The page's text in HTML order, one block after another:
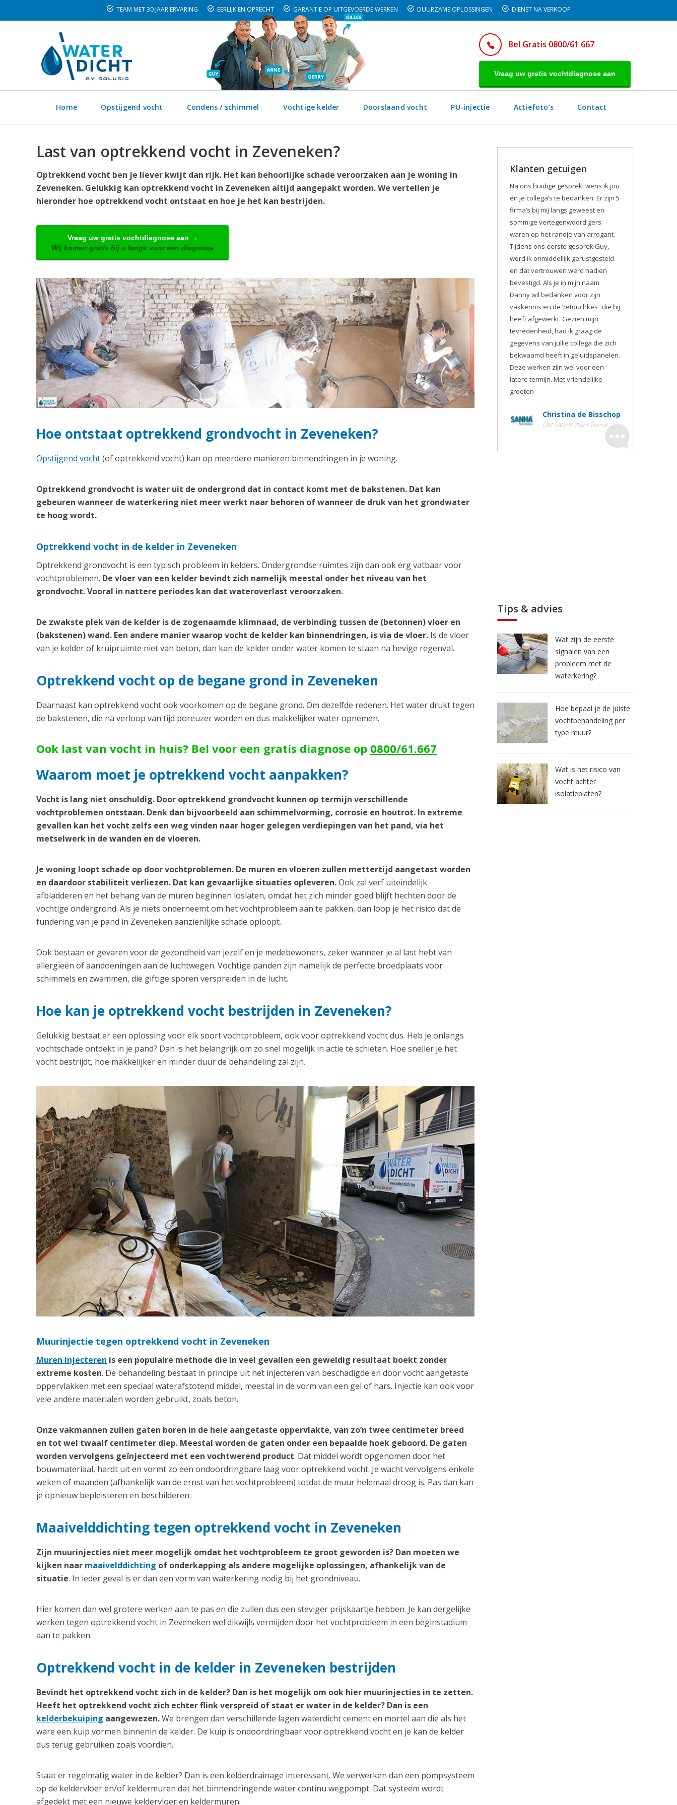
TEAM MET 30 JAAR ERVARING EERLIJK EN OPRECHT GARANTIE OP UITGEVOERDE WERKEN DUURZAME OPLOSSINGEN DIENST NA VERKOOP
Bel Gratis 0800/61 667
Vraag uw gratis vochtdiagnose aan
Home Opstijgend vocht Condens / schimmel Vochtige kelder Doorslaand vocht PU-injectie Actiefoto's Contact
Last van optrekkend vocht in Zeveneken?
Optrekkend vocht ben je liever kwijt dan rijk. Het kan behoorlijke schade veroorzaken aan je woning in
Zeveneken. Gelukkig kan optrekkend vocht in Zeveneken altijd aangepakt worden. We vertellen je
hieronder hoe optrekkend vocht ontstaat en hoe je het kan bestrijden.
Vraag uw gratis vochtdiagnose aan →
Wij komen gratis bij u langs voor een diagnose
Hoe ontstaat optrekkend grondvocht in Zeveneken?
Opstijgend vocht(of optrekkend vocht) kan op meerdere manieren binnendringen in je woning.
Optrekkend grondvocht is water uit de ondergrond dat in contact komt met de bakstenen. Dat kan
gebeuren wanneer de waterkering niet meer werkt naar behoren of wanneer de druk van het grondwater
te hoog wordt.
Optrekkend vocht in de kelder in Zeveneken
Optrekkend grondvocht is een typisch probleem in kelders. Ondergrondse ruimtes zijn dan ook erg vatbaar voor
vochtproblemen. De vloer van een kelder bevindt zich namelijk meestal onder het niveau van het
grondvocht. Vooral in nattere periodes kan dat wateroverlast veroorzaken.
De zwakste plek van de kelder is de zogenaamde klimnaad, de verbinding tussen de (betonnen) vloer en
(bakstenen) wand. Een andere manier waarop vocht de kelder kan binnendringen, is via de vloer. Is de vloer
van je kelder of kruipruimte niet van beton, dan kan de kelder onder water komen te staan na hevige regenval.
Optrekkend vocht op de begane grond in Zeveneken
Daarnaast kan optrekkend vocht ook voorkomen op de begane grond. Om dezelfde redenen. Het water drukt tegen
de bakstenen, die na verloop van tijd poreuzer worden en dus makkelijker water opnemen.
Ook last van vocht in huis? Bel voor een gratis diagnose op 0800/61.667
Waarom moet je optrekkend vocht aanpakken?
Vocht is lang niet onschuldig. Door optrekkend grondvocht kunnen op termijn verschillende
vochtproblemen ontstaan. Denk dan bijvoorbeeld aan schimmelvorming, corrosie en houtrot. In extreme
gevallen kan het vocht zelfs een weg vinden naar hoger gelegen verdiepingen van het pand, via het
metselwerk in de wanden en de vloeren.
Je woning loopt schade op door vochtproblemen. De muren en vloeren zullen mettertijd aangetast worden
en daardoor stabiliteit verliezen. Dat kan gevaarlijke situaties opleveren.Ook zal verf uiteindelijk
afbladderen en het behang van de muren beginnen loslaten, omdat het zich minder goed blijft hechten door de
vochtige ondergrond. Als je niets onderneemt om het vochtprobleem aan te pakken, dan loop je het risico dat de
fundering van je pand in Zeveneken aanzienlijke schade oploopt.
Ook bestaan er gevaren voor de gezondheid van jezelf en je medebewoners, zeker wanneer je al last hebt van
allergieën of aandoeningen aan de luchtwegen. Vochtige panden zijn namelijk de perfecte broedplaats voor
schimmels en zwammen, die giftige sporen verspreiden in de lucht.
Hoe kan je optrekkend vocht bestrijden in Zeveneken?
Gelukkig bestaat er een oplossing voor elk soort vochtprobleem, ook voor optrekkend vocht dus. Heb je onlangs
vochtschade ontdekt in je pand? Dan is het belangrijk om zo snel mogelijk in actie te schieten. Hoe sneller je het
vocht bestrijdt, hoe makkelijker en minder duur de behandeling zal zijn.
Muurinjectie tegen optrekkend vocht in Zeveneken
Muren injecteren is een populaire methode die in veel gevallen een geweldig resultaat boekt zonder
extreme kosten. De behandeling bestaat in principe uit het injecteren van beschadigde en door vocht aangetaste
oppervlakken met een speciaal waterafstotend middel, meestal in de vorm van een gel of hars. Injectie kan ook voor
vele andere materialen worden gebruikt, zoals beton.
Onze vakmannen zullen gaten boren in de hele aangetaste oppervlakte, van zo’n twee centimeter breed
en tot wel twaalf centimeter diep. Meestal worden de gaten onder een bepaalde hoek geboord. De gaten
worden vervolgens geïnjecteerd met een vochtwerend product. Dat middel wordt opgenomen door het
bouwmateriaal, hardt uit en vormt zo een ondoordringbare laag voor optrekkend vocht. Je wacht vervolgens enkele
weken of maanden (afhankelijk van de ernst van het vochtprobleem) totdat de muur helemaal droog is. Pas dan kan
je opnieuw bepleisteren en beschilderen.
Maaivelddichting tegen optrekkend vocht in Zeveneken
Zijn muurinjecties niet meer mogelijk omdat het vochtprobleem te groot geworden is? Dan moeten we
kijken naar maaivelddichting of onderkapping als andere mogelijke oplossingen, afhankelijk van de
situatie. In ieder geval is er dan een vorm van waterkering nodig bij het grondniveau.
Hier komen dan wel grotere werken aan te pas en die zullen dus een steviger prijskaartje hebben. Je kan dergelijke
werken tegen optrekkend vocht in Zeveneken wel dikwijls vermijden door het vochtprobleem in een beginstadium
aan te pakken.
Optrekkend vocht in de kelder in Zeveneken bestrijden
Bevindt het optrekkend vocht zich in de kelder? Dan is het mogelijk om ook hier muurinjecties in te zetten.
Heeft het optrekkend vocht zich echter flink verspreid of staat er water in de kelder? Dan is een
kelderbekuiping aangewezen.We brengen dan verschillende lagen waterdicht cement en mortel aan die als het
ware een kuip vormen binnenin de kelder. De kuip is ondoordringbaar voor optrekkend vocht en je kan de kelder
dus terug gebruiken zoals voordien.
Staat er regelmatig water in de kelder? Dan is een kelderdrainage interessant. We verwerken dan een pompsysteem
op de keldervloer en/of keldermuren dat het binnendringende water continu wegpompt. Dat systeem wordt
afgedekt met een nieuwe keldervloer en keldermuren.
Klanten getuigen
Na ons huidige gesprek, wens ik jou
en je collega’s te bedanken. Er zijn 5
firma’s bij mij langs geweest en
sommige vertegenwoordigers
waren op het randje van arrogant.
Tijdens ons eerste gesprek Guy,
werd ik onmiddellijk gerustgesteld
en dat vertrouwen werd nadien
bevestigd. Als je in mijn naam
Danny wil bedanken voor zijn
vakkennis en de ‘retouchkes ‘ die hij
heeft afgewerkt. Gezien mijn
tevredenheid, had ik graag de
gegevens van jullie collega die zich
bekwaamd heeft in geluidspanelen.
Deze werken zijn wel voor een
latere termijn. Met vriendelijke
groeten
Christina de Bisschop
QM SANHA Plant Ternat
Tips & advies
Wat zijn de eerste
signalen van een
probleem met de
waterkering?
Hoe bepaal je de juiste
vochtbehandeling per
type muur?
Wat is het risico van
vocht achter
isolatieplaten?